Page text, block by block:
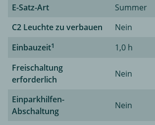
E-Satz-Art
Summer
C2 Leuchte zu verbauen
Nein
Einbauzeit1
1,0 h
Freischaltung
erforderlich
Nein
Einparkhilfen-
Abschaltung
Nein